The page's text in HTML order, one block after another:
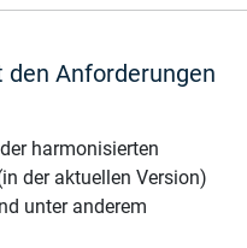
Anforderungen
harmonisierten
der aktuellen Version)
unter anderem